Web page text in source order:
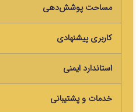
مساحت پوشش‌دهی
کاربری پیشنهادی
استاندارد ایمنی
خدمات و پشتیبانی